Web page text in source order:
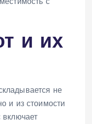
и их
не
и из стоимости
включает